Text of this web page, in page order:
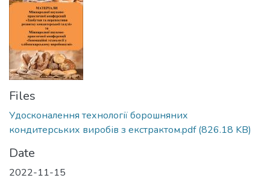
Files
Удосконалення технології борошняних
кондитерських виробів з екстрактом.pdf(826.18 KB)
Date
2022-11-15